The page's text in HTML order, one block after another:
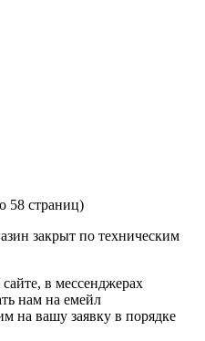
58 страниц)
закрыт по техническим
в мессенджерах
нам на емейл
на вашу заявку в порядке